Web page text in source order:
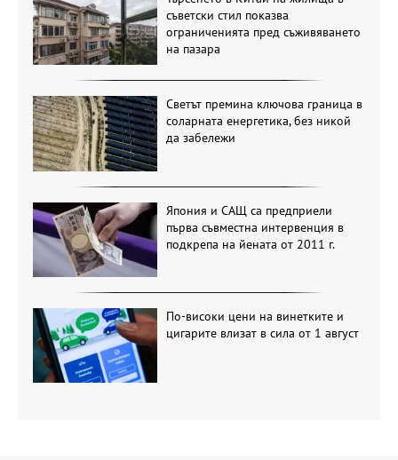
съветски стил показва
ограниченията пред съживяването
на пазара
Светът премина ключова граница в
соларната енергетика, без никой
да забележи
Япония и САЩ са предприели
първа съвместна интервенция в
подкрепа на йената от 2011 г.
По-високи цени на винетките и
цигарите влизат в сила от 1 август